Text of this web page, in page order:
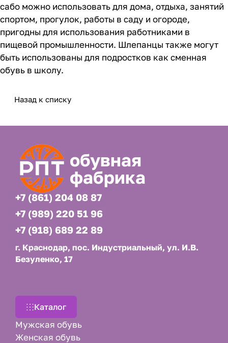
сабо можно использовать для дома, отдыха, занятий
спортом, прогулок, работы в саду и огороде,
пригодны для использования работниками в
пищевой промышленности. Шлепанцы также могут
быть использованы для подростков как сменная
обувь в школу.
Назад к списку
обувная
фабрика
+7 (861) 204 08 87
+7 (989) 220 51 96
+7 (918) 689 22 89
г. Краснодар, пос. Индустриальный, ул. И.В.
Безуленко, 17
Каталог
Мужская обувь
Женская обувь